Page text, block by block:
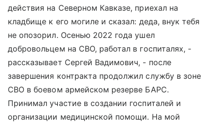
действия на Северном Кавказе, приехал на
кладбище к его могиле и сказал: деда, внук тебя
не опозорил. Осенью 2022 года ушел
добровольцем на СВО, работал в госпиталях, -
рассказывает Сергей Вадимович, - после
завершения контракта продолжил службу в зоне
СВО в боевом армейском резерве БАРС.
Принимал участие в создании госпиталей и
организации медицинской помощи. На мой